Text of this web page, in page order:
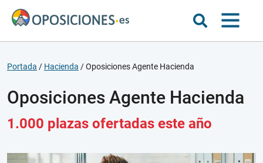
Portada / Hacienda /Oposiciones Agente Hacienda
Oposiciones Agente Hacienda
1.000 plazas ofertadas este año